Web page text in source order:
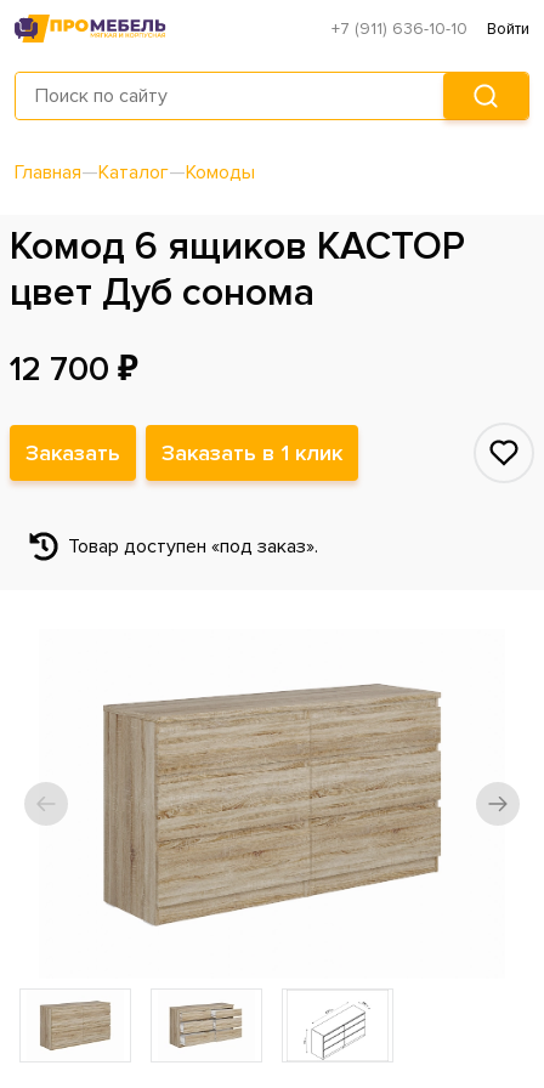
+7 (911) 636-10-10 Войти
Главная—Каталог—Комоды
Комод 6 ящиков КАСТОР
цвет Дуб сонома
12 700 ₽
Заказать Заказать в 1 клик
Товар доступен «под заказ».